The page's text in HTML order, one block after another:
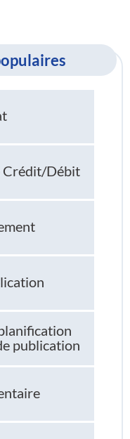
Crédit/Débit
publication